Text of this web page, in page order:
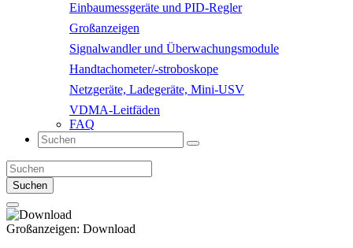
Einbaumessgeräte und PID-Regler
Großanzeigen
Signalwandler und Überwachungsmodule
Handtachometer/-stroboskope
Netzgeräte, Ladegeräte, Mini-USV
VDMA-Leitfäden
FAQ
Suchen
Großanzeigen: Download